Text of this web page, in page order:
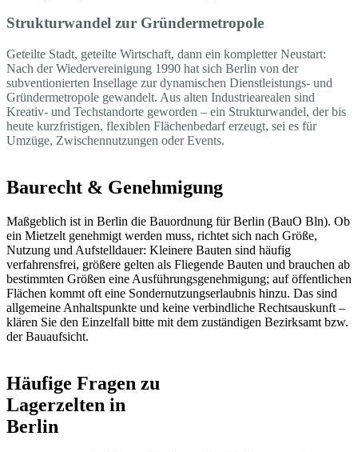
Strukturwandel zur Gründermetropole
Geteilte Stadt, geteilte Wirtschaft, dann ein kompletter Neustart:
Nach der Wiedervereinigung 1990 hat sich Berlin von der
subventionierten Insellage zur dynamischen Dienstleistungs- und
Gründermetropole gewandelt. Aus alten Industriearealen sind
Kreativ- und Techstandorte geworden – ein Strukturwandel, der bis
heute kurzfristigen, flexiblen Flächenbedarf erzeugt, sei es für
Umzüge, Zwischennutzungen oder Events.
Baurecht & Genehmigung
Maßgeblich ist in Berlin die Bauordnung für Berlin (BauO Bln). Ob
ein Mietzelt genehmigt werden muss, richtet sich nach Größe,
Nutzung und Aufstelldauer: Kleinere Bauten sind häufig
verfahrensfrei, größere gelten als Fliegende Bauten und brauchen ab
bestimmten Größen eine Ausführungsgenehmigung; auf öffentlichen
Flächen kommt oft eine Sondernutzungserlaubnis hinzu. Das sind
allgemeine Anhaltspunkte und keine verbindliche Rechtsauskunft –
klären Sie den Einzelfall bitte mit dem zuständigen Bezirksamt bzw.
der Bauaufsicht.
Häufige Fragen zu
Lagerzelten in
Berlin